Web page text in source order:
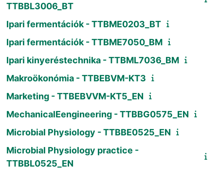
TTBBL3006_BT
Ipari fermentációk - TTBME0203_BT
Ipari fermentációk - TTBME7050_BM
Ipari kinyeréstechnika - TTBML7036_BM
Makroökonómia - TTBEBVM-KT3
Marketing - TTBEBVVM-KT5_EN
MechanicalEengineering - TTBBG0575_EN
Microbial Physiology - TTBBE0525_EN
Microbial Physiology practice -
TTBBL0525_EN